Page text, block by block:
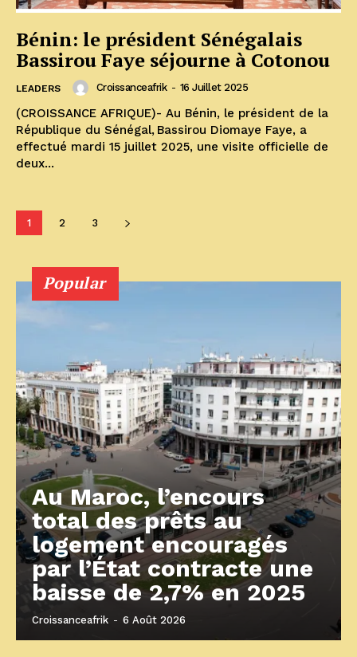
Bénin: le président Sénégalais
Bassirou Faye séjourne à Cotonou
LEADERS Croissanceafrik - 16 Juillet 2025
(CROISSANCE AFRIQUE)- Au Bénin, le président de la
République du Sénégal, Bassirou Diomaye Faye, a
effectué mardi 15 juillet 2025, une visite officielle de
deux...
1 2 3
Popular
Au Maroc, l’encours
total des prêts au
logement encouragés
par l’État contracte une
baisse de 2,7% en 2025
Croissanceafrik - 6 Août 2026